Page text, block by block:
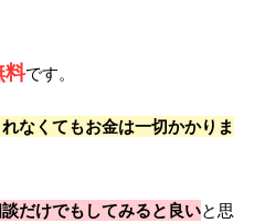
料です。
なくてもお金は一切かかりま
だけでもしてみると良いと思